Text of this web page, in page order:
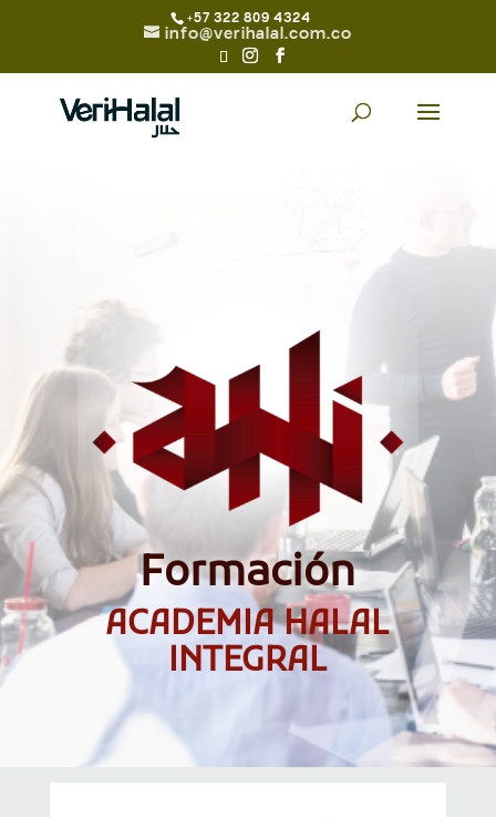
+57 322 809 4324
info@verihalal.com.co
Formación
ACADEMIA HALAL
INTEGRAL